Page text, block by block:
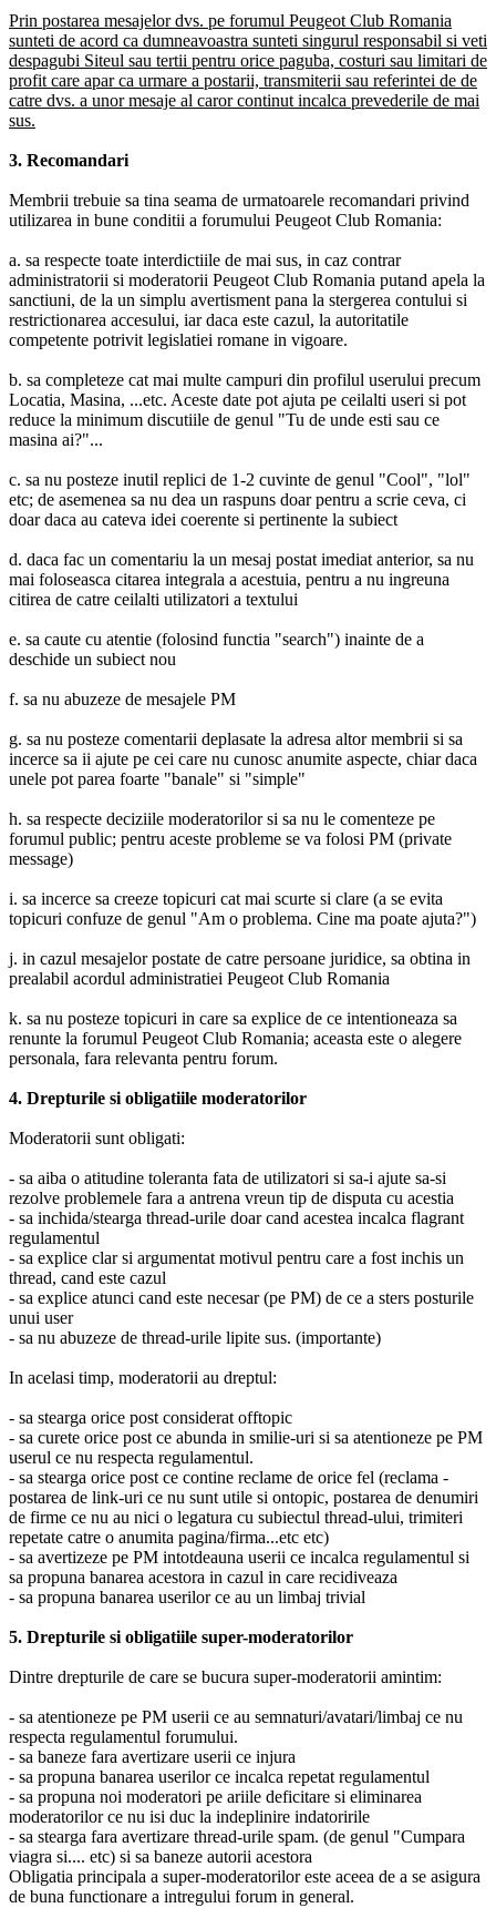
Prin postarea mesajelor dvs. pe forumul Peugeot Club Romania
sunteti de acord ca dumneavoastra sunteti singurul responsabil si veti
despagubi Siteul sau tertii pentru orice paguba, costuri sau limitari de
profit care apar ca urmare a postarii, transmiterii sau referintei de de
catre dvs. a unor mesaje al caror continut incalca prevederile de mai
sus.
3. Recomandari
Membrii trebuie sa tina seama de urmatoarele recomandari privind
utilizarea in bune conditii a forumului Peugeot Club Romania:
a. sa respecte toate interdictiile de mai sus, in caz contrar
administratorii si moderatorii Peugeot Club Romania putand apela la
sanctiuni, de la un simplu avertisment pana la stergerea contului si
restrictionarea accesului, iar daca este cazul, la autoritatile
competente potrivit legislatiei romane in vigoare.
b. sa completeze cat mai multe campuri din profilul userului precum
Locatia, Masina, ...etc. Aceste date pot ajuta pe ceilalti useri si pot
reduce la minimum discutiile de genul "Tu de unde esti sau ce
masina ai?"...
c. sa nu posteze inutil replici de 1-2 cuvinte de genul "Cool", "lol"
etc; de asemenea sa nu dea un raspuns doar pentru a scrie ceva, ci
doar daca au cateva idei coerente si pertinente la subiect
d. daca fac un comentariu la un mesaj postat imediat anterior, sa nu
mai foloseasca citarea integrala a acestuia, pentru a nu ingreuna
citirea de catre ceilalti utilizatori a textului
e. sa caute cu atentie (folosind functia "search") inainte de a
deschide un subiect nou
f. sa nu abuzeze de mesajele PM
g. sa nu posteze comentarii deplasate la adresa altor membrii si sa
incerce sa ii ajute pe cei care nu cunosc anumite aspecte, chiar daca
unele pot parea foarte "banale" si "simple"
h. sa respecte deciziile moderatorilor si sa nu le comenteze pe
forumul public; pentru aceste probleme se va folosi PM (private
message)
i. sa incerce sa creeze topicuri cat mai scurte si clare (a se evita
topicuri confuze de genul "Am o problema. Cine ma poate ajuta?")
j. in cazul mesajelor postate de catre persoane juridice, sa obtina in
prealabil acordul administratiei Peugeot Club Romania
k. sa nu posteze topicuri in care sa explice de ce intentioneaza sa
renunte la forumul Peugeot Club Romania; aceasta este o alegere
personala, fara relevanta pentru forum.
4. Drepturile si obligatiile moderatorilor
Moderatorii sunt obligati:
- sa aiba o atitudine toleranta fata de utilizatori si sa-i ajute sa-si
rezolve problemele fara a antrena vreun tip de disputa cu acestia
- sa inchida/stearga thread-urile doar cand acestea incalca flagrant
regulamentul
- sa explice clar si argumentat motivul pentru care a fost inchis un
thread, cand este cazul
- sa explice atunci cand este necesar (pe PM) de ce a sters posturile
unui user
- sa nu abuzeze de thread-urile lipite sus. (importante)
In acelasi timp, moderatorii au dreptul:
- sa stearga orice post considerat offtopic
- sa curete orice post ce abunda in smilie-uri si sa atentioneze pe PM
userul ce nu respecta regulamentul.
- sa stearga orice post ce contine reclame de orice fel (reclama -
postarea de link-uri ce nu sunt utile si ontopic, postarea de denumiri
de firme ce nu au nici o legatura cu subiectul thread-ului, trimiteri
repetate catre o anumita pagina/firma...etc etc)
- sa avertizeze pe PM intotdeauna userii ce incalca regulamentul si
sa propuna banarea acestora in cazul in care recidiveaza
- sa propuna banarea userilor ce au un limbaj trivial
5. Drepturile si obligatiile super-moderatorilor
Dintre drepturile de care se bucura super-moderatorii amintim:
- sa atentioneze pe PM userii ce au semnaturi/avatari/limbaj ce nu
respecta regulamentul forumului.
- sa baneze fara avertizare userii ce injura
- sa propuna banarea userilor ce incalca repetat regulamentul
- sa propuna noi moderatori pe ariile deficitare si eliminarea
moderatorilor ce nu isi duc la indeplinire indatoririle
- sa stearga fara avertizare thread-urile spam. (de genul "Cumpara
viagra si.... etc) si sa baneze autorii acestora
Obligatia principala a super-moderatorilor este aceea de a se asigura
de buna functionare a intregului forum in general.